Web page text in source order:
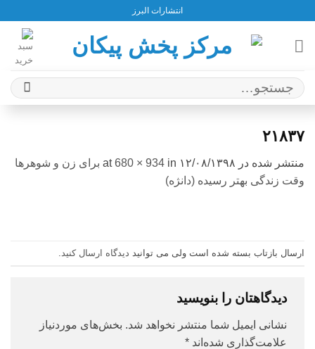
content
انتشارات البرز
جستجو
برای:
۲۱۸۳۷
منتشر شده در ۱۲/۰۸/۱۳۹۸ 680 × 934 in
برای زن و شوهرها
وقت زندگی بهتر رسیده (دانژه)
ارسال بازتاب بسته شده است ولی می توانید دیدگاه ارسال کنید
دیدگاهتان را بنویسید
نشانی ایمیل شما منتشر نخواهد شد. بخش‌های موردنیاز
علامت‌گذاری شده‌اند *